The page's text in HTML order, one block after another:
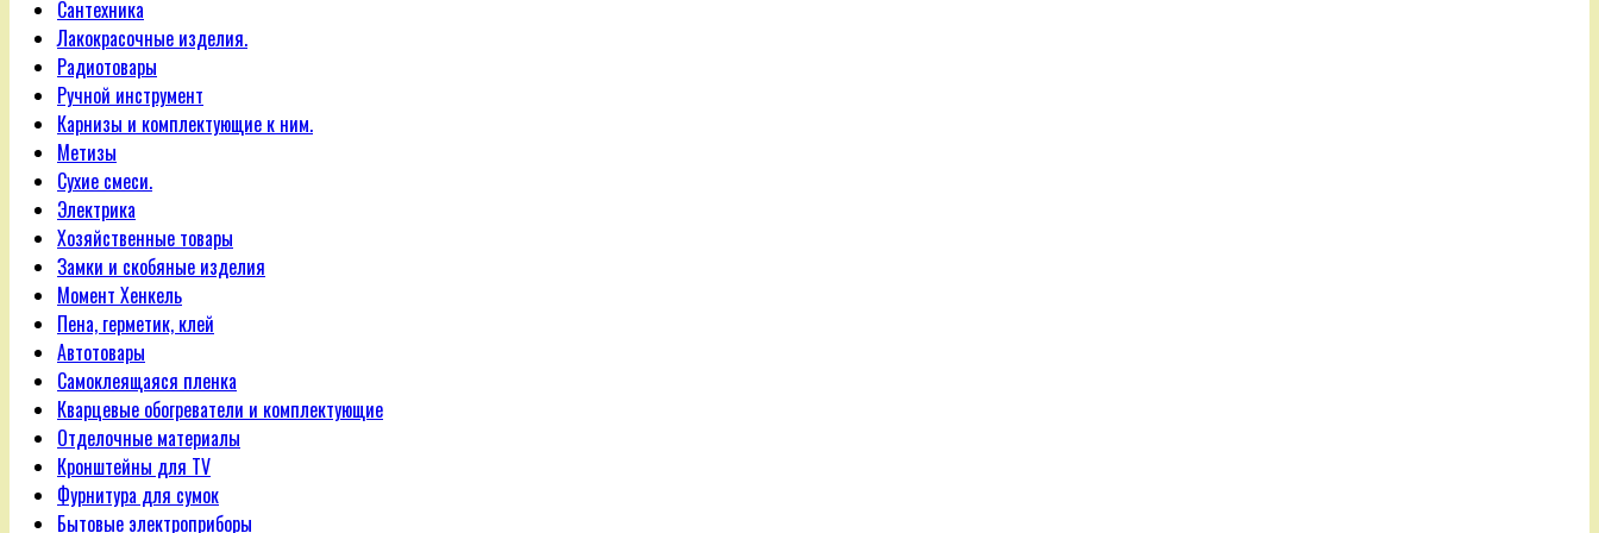
Сантехника
Лакокрасочные изделия.
Радиотовары
Ручной инструмент
Карнизы и комплектующие к ним.
Метизы
Сухие смеси.
Электрика
Хозяйственные товары
Замки и скобяные изделия
Момент Хенкель
Пена, герметик, клей
Автотовары
Самоклеящаяся пленка
Кварцевые обогреватели и комплектующие
Отделочные материалы
Кронштейны для TV
Фурнитура для сумок
Бытовые электроприборы